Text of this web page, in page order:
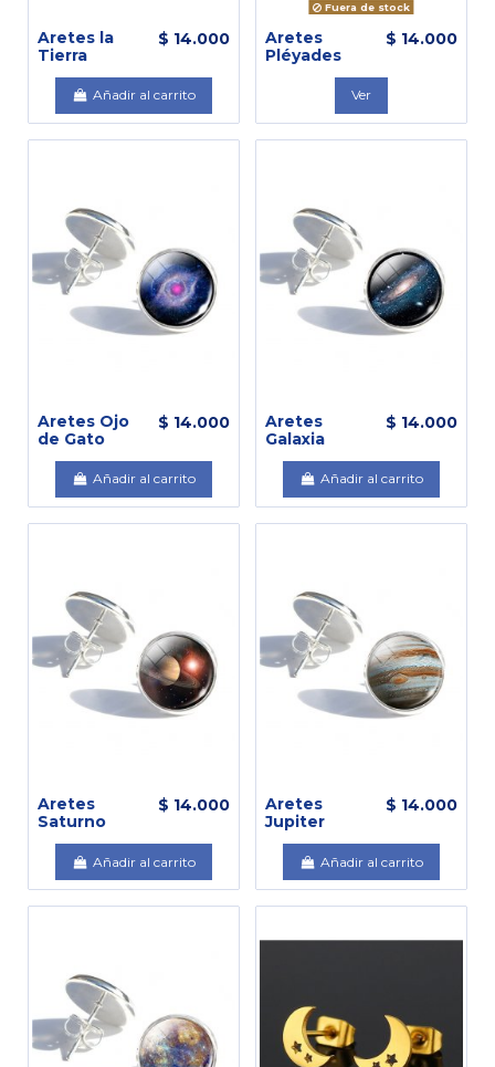
Aretes la
Tierra
$ 14.000
Añadir al carrito
Fuera de stock
Aretes
Pléyades
$ 14.000
Ver
Aretes Ojo
de Gato
$ 14.000
Añadir al carrito
Aretes
Galaxia
$ 14.000
Añadir al carrito
Aretes
Saturno
$ 14.000
Añadir al carrito
Aretes
Jupiter
$ 14.000
Añadir al carrito